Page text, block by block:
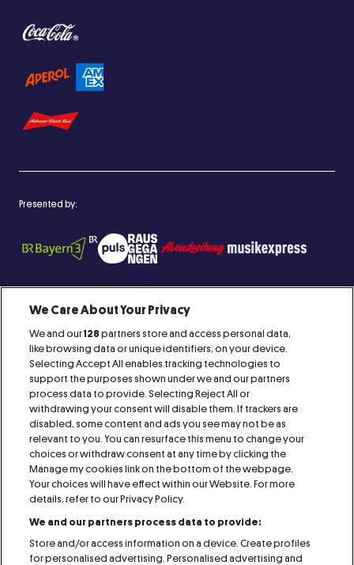
Presented by:
Proud Member of:
IMPRINT CONTACT AGB RAFFLES
PRESS COOKIE NOTICE PRIVACY NOTICE
VISITOR NOTICE ACCESSIBILITY STATEMENT
We Care About Your Privacy
We and our128 partners store and access personal data,
like browsing data or unique identifiers, on your device.
Selecting Accept All enables tracking technologies to
support the purposes shown under we and our partners
process data to provide. Selecting Reject All or
withdrawing your consent will disable them. If trackers are
disabled, some content and ads you see may not be as
relevant to you. You can resurface this menu to change your
choices or withdraw consent at any time by clicking the
Manage my cookies link on the bottom of the webpage.
Your choices will have effect within our Website. For more
details, refer to our Privacy Policy.
We and our partners process data to provide:
Store and/or access information on a device. Create profiles
for personalised advertising. Personalised advertising and